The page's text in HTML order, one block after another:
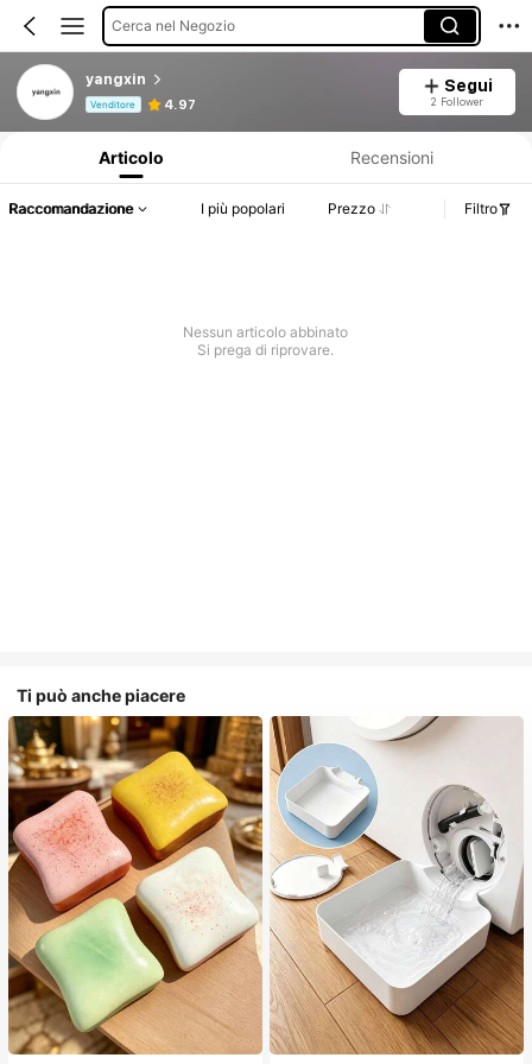
Cerca nel Negozio
yangxin
Venditore 4.97
Segui
2 Follower
Articolo Recensioni
Raccomandazione I più popolari Prezzo Filtro
Nessun articolo abbinato
Si prega di riprovare.
Ti può anche piacere